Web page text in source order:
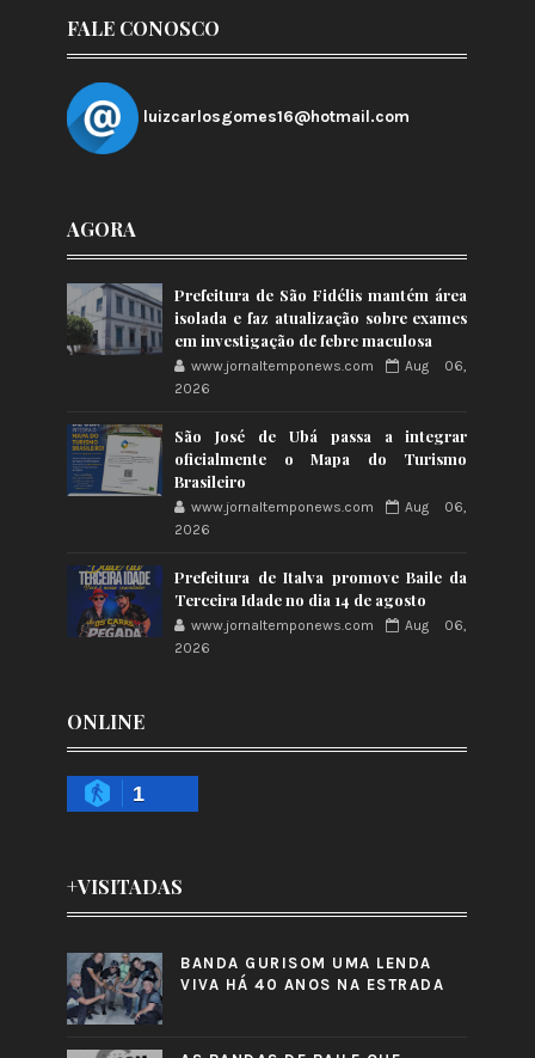
FALE CONOSCO
luizcarlosgomes16@hotmail.com
AGORA
Prefeitura de São Fidélis mantém área
isolada e faz atualização sobre exames
em investigação de febre maculosa
www.jornaltemponews.com
Aug 06,
2026
São José de Ubá passa a integrar
oficialmente o Mapa do Turismo
Brasileiro
www.jornaltemponews.com
Aug 06,
2026
Prefeitura de Italva promove Baile da
Terceira Idade no dia 14 de agosto
www.jornaltemponews.com
Aug 06,
2026
ONLINE
1
+VISITADAS
BANDA GURISOM UMA LENDA
VIVA HÁ 40 ANOS NA ESTRADA